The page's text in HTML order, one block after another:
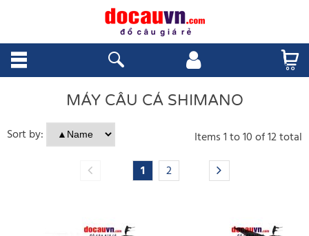
MÁY CÂU CÁ SHIMANO
Sort by:
Items1to10of12total
1
2